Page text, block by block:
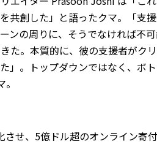
共創した」と語ったクマ。「支
ンの周りに、そうでなければ不
た。本質的に、彼の支援者がク
」。トップダウンではなく、ボ
せ、5億ドル超のオンライン寄付